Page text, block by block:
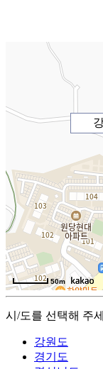
50m
시/도를 선택해 주
강원도
경기도